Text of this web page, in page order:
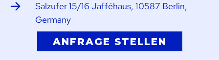
Salzufer 15/16 Jafféhaus, 10587 Berlin,
Germany
ANFRAGE STELLEN